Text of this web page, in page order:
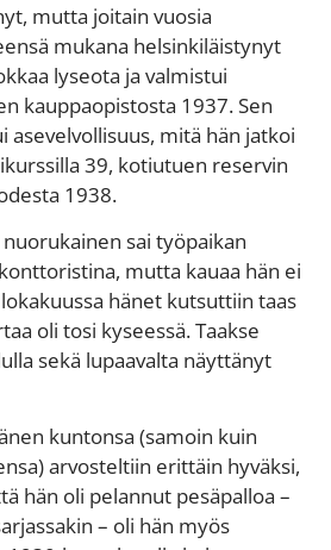
mutta joitain vuosia
mukana helsinkiläistynyt
lyseota ja valmistui
kauppaopistosta 1937. Sen
asevelvollisuus, mitä hän jatkoi
39, kotiutuen reservin
1938.
sai työpaikan
mutta kauaa hän ei
hänet kutsuttiin taas
oli tosi kyseessä. Taakse
sekä lupaavalta näyttänyt
kuntonsa (samoin kuin
arvosteltiin erittäin hyväksi,
hän oli pelannut pesäpalloa –
– oli hän myös